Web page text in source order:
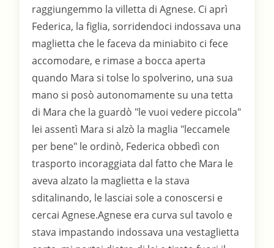
raggiungemmo la villetta di Agnese. Ci aprì
Federica, la figlia, sorridendoci indossava una
maglietta che le faceva da miniabito ci fece
accomodare, e rimase a bocca aperta
quando Mara si tolse lo spolverino, una sua
mano si posò autonomamente su una tetta
di Mara che la guardò "le vuoi vedere piccola"
lei assentì Mara si alzò la maglia "leccamele
per bene" le ordinò, Federica obbedì con
trasporto incoraggiata dal fatto che Mara le
aveva alzato la maglietta e la stava
sditalinando, le lasciai sole a conoscersi e
cercai Agnese.Agnese era curva sul tavolo e
stava impastando indossava una vestaglietta